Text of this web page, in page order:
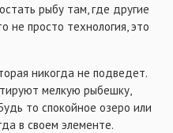
рыбу там, где другие
не просто технология, это
никогда не подведет.
мелкую рыбешку,
то спокойное озеро или
в своем элементе.